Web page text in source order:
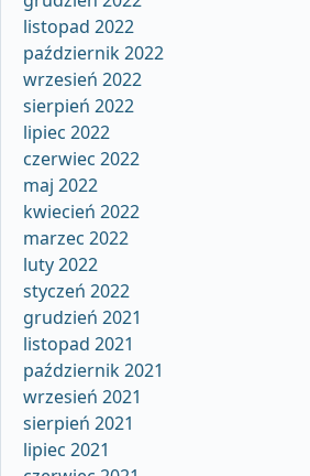
listopad 2022
październik 2022
wrzesień 2022
sierpień 2022
lipiec 2022
czerwiec 2022
maj 2022
kwiecień 2022
marzec 2022
luty 2022
styczeń 2022
grudzień 2021
listopad 2021
październik 2021
wrzesień 2021
sierpień 2021
lipiec 2021